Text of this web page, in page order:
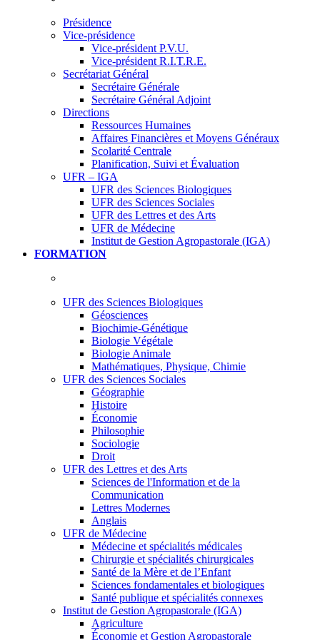
Présidence
Vice-présidence
Vice-président P.V.U.
Vice-président R.I.T.R.E.
Secrétariat Général
Secrétaire Générale
Secrétaire Général Adjoint
Directions
Ressources Humaines
Affaires Financières et Moyens Généraux
Scolarité Centrale
Planification, Suivi et Évaluation
UFR – IGA
UFR des Sciences Biologiques
UFR des Sciences Sociales
UFR des Lettres et des Arts
UFR de Médecine
Institut de Gestion Agropastorale (IGA)
FORMATION
UFR des Sciences Biologiques
Géosciences
Biochimie-Génétique
Biologie Végétale
Biologie Animale
Mathématiques, Physique, Chimie
UFR des Sciences Sociales
Géographie
Histoire
Économie
Philosophie
Sociologie
Droit
UFR des Lettres et des Arts
Sciences de l'Information et de la
Communication
Lettres Modernes
Anglais
UFR de Médecine
Médecine et spécialités médicales
Chirurgie et spécialités chirurgicales
Santé de la Mère et de l’Enfant
Sciences fondamentales et biologiques
Santé publique et spécialités connexes
Institut de Gestion Agropastorale (IGA)
Agriculture
Économie et Gestion Agropastorale